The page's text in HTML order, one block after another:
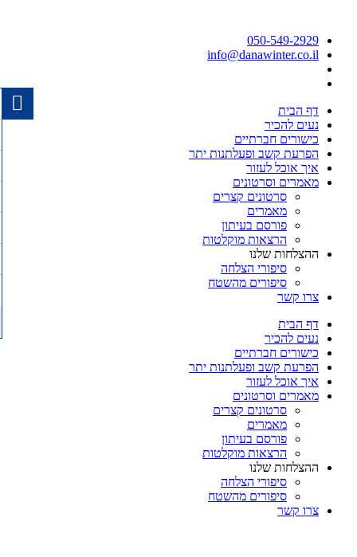
050-549-2929
info@danawinter.co.il
דף הבית
נעים להכיר
כישורים חברתיים
הפרעת קשב ופעלתנות יתר
איך אוכל לעזור
מאמרים וסרטונים
סרטונים קצרים
מאמרים
פורסם בעיתון
הרצאות מוקלטות
ההצלחות שלנו
סיפורי הצלחה
סיפורים מהשטח
צרו קשר
דף הבית
נעים להכיר
כישורים חברתיים
הפרעת קשב ופעלתנות יתר
איך אוכל לעזור
מאמרים וסרטונים
סרטונים קצרים
מאמרים
פורסם בעיתון
הרצאות מוקלטות
ההצלחות שלנו
סיפורי הצלחה
סיפורים מהשטח
צרו קשר